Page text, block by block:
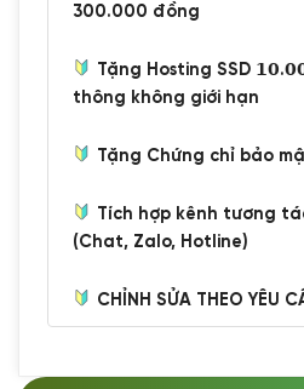
300.000 đồng
Tặng Hosting SSD
thông không giới hạn
Tặng Chứng chỉ bảo
Tích hợp kênh tương
(Chat, Zalo, Hotline)
CHỈNH SỬA THEO YÊU